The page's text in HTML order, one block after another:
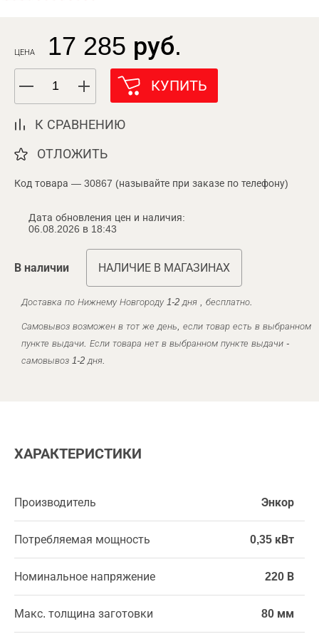
ЦЕНА 17 285 руб.
КУПИТЬ
К СРАВНЕНИЮ
ОТЛОЖИТЬ
Код товара — 30867 (называйте при заказе по телефону)
Дата обновления цен и наличия:
06.08.2026 в 18:43
В наличии НАЛИЧИЕ В МАГАЗИНАХ
Доставка по Нижнему Новгороду 1-2 дня , бесплатно.
Самовывоз возможен в тот же день, если товар есть в выбранном
пункте выдачи. Если товара нет в выбранном пункте выдачи -
самовывоз 1-2 дня.
ХАРАКТЕРИСТИКИ
Производитель Энкор
Потребляемая мощность 0,35 кВт
Номинальное напряжение 220 В
Макс. толщина заготовки 80 мм